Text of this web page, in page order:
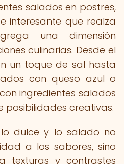
salados en postres,
interesante que realza
una dimensión
culinarias. Desde el
un toque de sal hasta
con queso azul o
ingredientes salados
posibilidades creativas.
lo dulce y lo salado no
a los sabores, sino
texturas y contrastes